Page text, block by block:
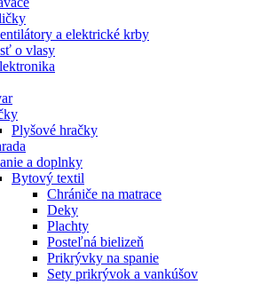
a elektrické krby
o vlasy
Plyšové hračky
a doplnky
Bytový textil
Chrániče na matrace
Deky
Plachty
Posteľná bielizeň
Prikrývky na spanie
Sety prikrývok a vankúšov